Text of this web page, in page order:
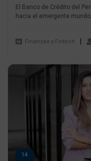
El Banco de Crédito del
hacia el emergente
Finanzas y Fintech
14